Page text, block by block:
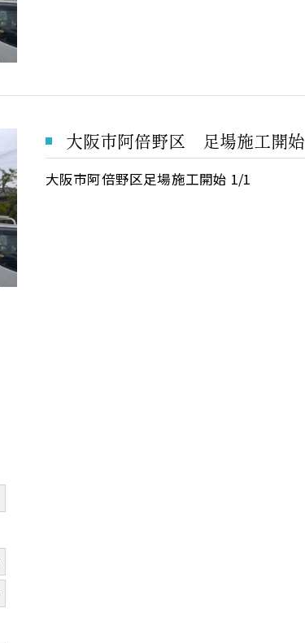
大阪市阿倍野区 足場施工開始
大阪市阿倍野区足場施工開始 1/1